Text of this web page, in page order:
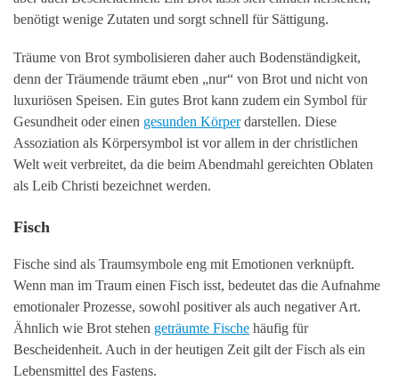
benötigt wenige Zutaten und sorgt schnell für Sättigung.
Träume von Brot symbolisieren daher auch Bodenständigkeit,
denn der Träumende träumt eben „nur“ von Brot und nicht von
luxuriösen Speisen. Ein gutes Brot kann zudem ein Symbol für
Gesundheit oder einen gesunden Körperdarstellen. Diese
Assoziation als Körpersymbol ist vor allem in der christlichen
Welt weit verbreitet, da die beim Abendmahl gereichten Oblaten
als Leib Christi bezeichnet werden.
Fisch
Fische sind als Traumsymbole eng mit Emotionen verknüpft.
Wenn man im Traum einen Fisch isst, bedeutet das die Aufnahme
emotionaler Prozesse, sowohl positiver als auch negativer Art.
Ähnlich wie Brot stehen geträumte Fische häufig für
Bescheidenheit. Auch in der heutigen Zeit gilt der Fisch als ein
Lebensmittel des Fastens.